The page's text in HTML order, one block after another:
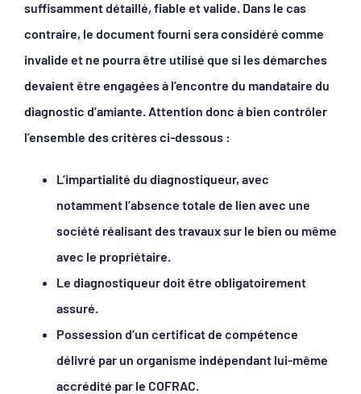
suffisamment détaillé, fiable et valide. Dans le cas
contraire, le document fourni sera considéré comme
invalide et ne pourra être utilisé que si les démarches
devaient être engagées à l’encontre du mandataire du
diagnostic d’amiante. Attention donc à bien contrôler
l’ensemble des critères ci-dessous :
L’impartialité du diagnostiqueur, avec
notamment l’absence totale de lien avec une
société réalisant des travaux sur le bien ou même
avec le propriétaire.
Le diagnostiqueur doit être obligatoirement
assuré.
Possession d’un certificat de compétence
délivré par un organisme indépendant lui-même
accrédité par le COFRAC.